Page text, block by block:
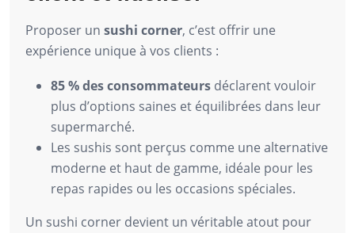
Proposer un sushi corner, c’est offrir une
expérience unique à vos clients :
85 % des consommateurs déclarent vouloir
plus d’options saines et équilibrées dans leur
supermarché.
Les sushis sont perçus comme une alternative
moderne et haut de gamme, idéale pour les
repas rapides ou les occasions spéciales.
Un sushi corner devient un véritable atout pour